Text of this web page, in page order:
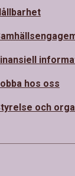
hos oss
och